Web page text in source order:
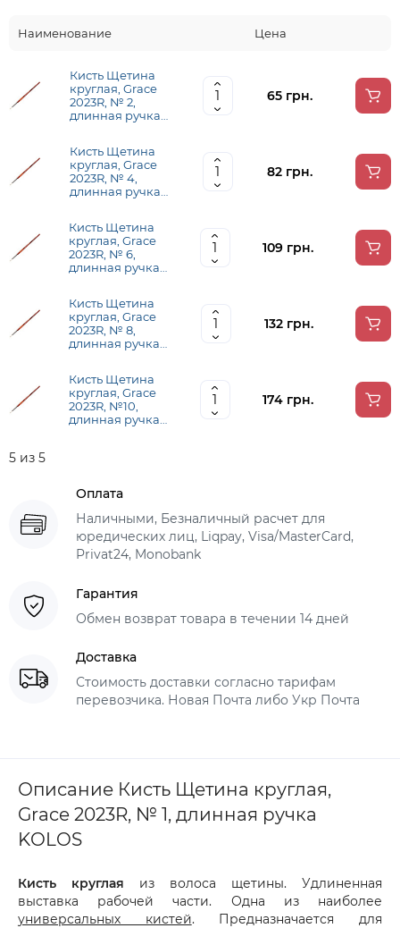
Наименование Цена
Кисть Щетина
круглая, Grace
2023R, № 2,
длинная ручка
65 грн.
Кисть Щетина
круглая, Grace
2023R, № 4,
длинная ручка
82 грн.
Кисть Щетина
круглая, Grace
2023R, № 6,
длинная ручка
109 грн.
Кисть Щетина
круглая, Grace
2023R, № 8,
длинная ручка
132 грн.
Кисть Щетина
круглая, Grace
2023R, №10,
длинная ручка
174 грн.
5 из 5
Оплата
Наличными, Безналичный расчет для
юредических лиц, Liqpay, Visa/MasterCard,
Privat24, Monobank
Гарантия
Обмен возврат товара в течении 14 дней
Доставка
Стоимость доставки согласно тарифам
перевозчика. Новая Почта либо Укр Почта
Описание Кисть Щетина круглая,
Grace 2023R, № 1, длинная ручка
KOLOS
Кисть круглая из волоса щетины. Удлиненная
выставка рабочей части. Одна из наиболее
универсальных кистей. Предназначается для